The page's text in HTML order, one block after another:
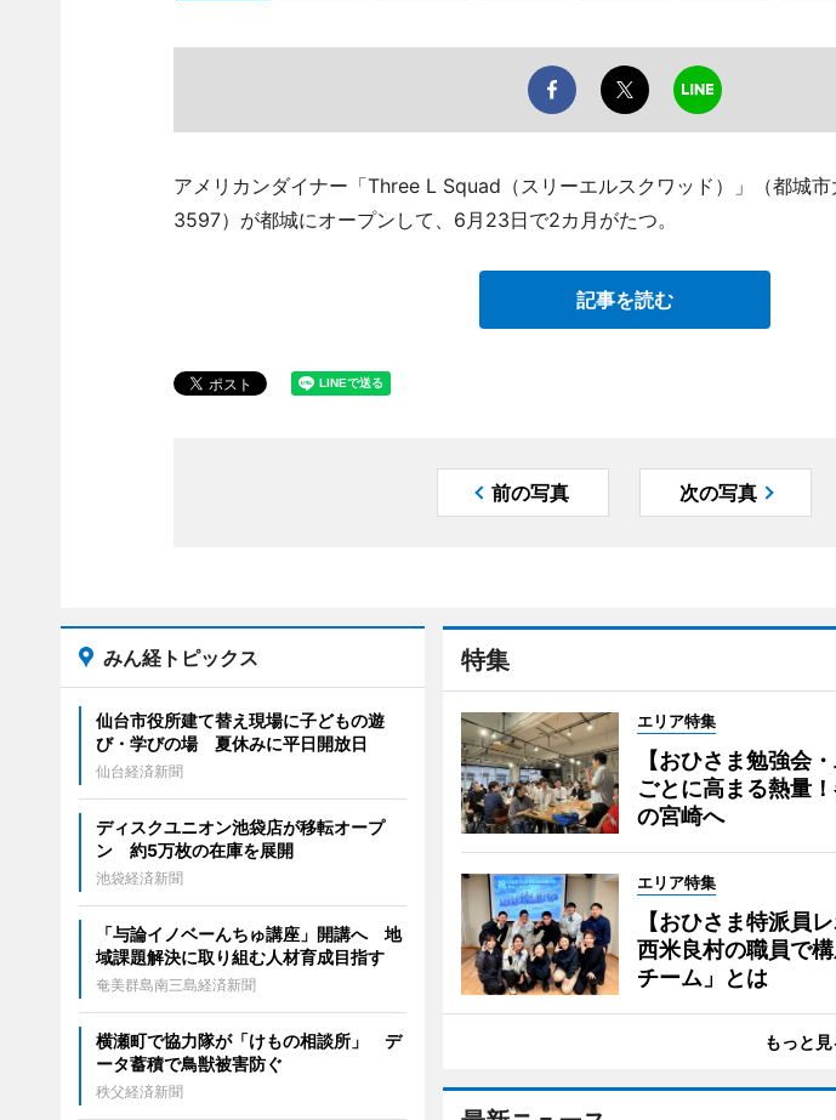
アメリカンダイナー「Three L Squad（スリーエルスクワッド）」（都城
3597）が都城にオープンして、6月23日で2カ月がたつ。
記事を読む
前の写真 次の写真
特集
エリア特集
【おひさま勉強会
ごとに高まる熱量
の宮崎へ
エリア特集
【おひさま特派員
西米良村の職員で
チーム」とは
もっと見
みん経トピックス
仙台市役所建て替え現場に子どもの遊
び・学びの場 夏休みに平日開放日
仙台経済新聞
ディスクユニオン池袋店が移転オープ
ン 約5万枚の在庫を展開
池袋経済新聞
「与論イノベーんちゅ講座」開講へ 地
域課題解決に取り組む人材育成目指す
奄美群島南三島経済新聞
横瀬町で協力隊が「けもの相談所」 デ
ータ蓄積で鳥獣被害防ぐ
秩父経済新聞